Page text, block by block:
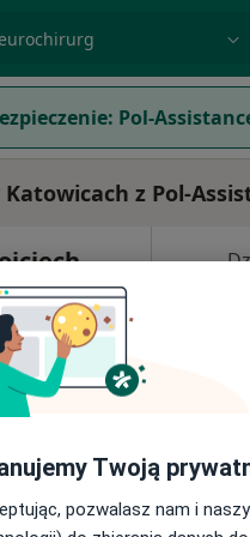
Pol-
z Pol-
Twoją
pozwalasz nam i